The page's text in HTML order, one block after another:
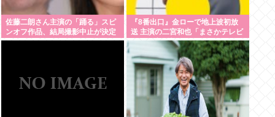
佐藤二朗さん主演の「踊る」スピ
ンオフ作品、結局撮影中止が決定
www
『8番出口』金ローで地上波初放
送 主演の二宮和也「まさかテレビ
にまで迷い込んでしまうとは」